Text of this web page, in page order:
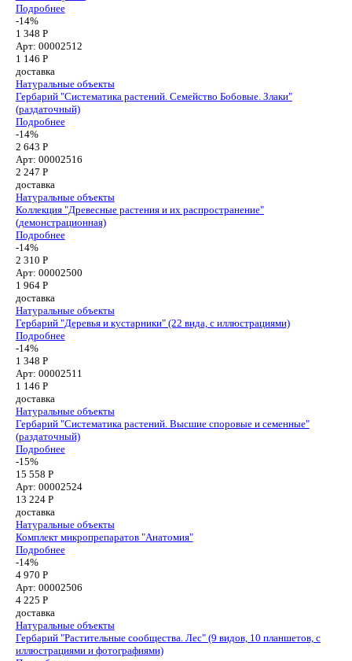
Подробнее
-14%
1 348 Р
Арт: 00002512
1 146 Р
доставка
Натуральные объекты
Гербарий "Систематика растений. Семейство Бобовые. Злаки"
(раздаточный)
Подробнее
-14%
2 643 Р
Арт: 00002516
2 247 Р
доставка
Натуральные объекты
Коллекция "Древесные растения и их распространение"
(демонстрационная)
Подробнее
-14%
2 310 Р
Арт: 00002500
1 964Р
доставка
Натуральные объекты
Гербарий "Деревья и кустарники" (22 вида, с иллюстрациями)
Подробнее
-14%
1 348 Р
Арт: 00002511
1 146 Р
доставка
Натуральные объекты
Гербарий "Систематика растений. Высшие споровые и семенные"
(раздаточный)
Подробнее
-15%
15 558 Р
Арт: 00002524
13 224Р
доставка
Натуральные объекты
Комплект микропрепаратов "Анатомия"
Подробнее
-14%
4 970 Р
Арт: 00002506
4 225 Р
доставка
Натуральные объекты
Гербарий "Растительные сообщества. Лес" (9 видов, 10 планшетов, с
иллюстрациями и фотографиями)